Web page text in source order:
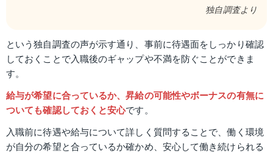
独自調査より
という独自調査の声が示す通り、事前に待遇面をしっかり確認
しておくことで入職後のギャップや不満を防ぐことができま
す。
給与が希望に合っているか、昇給の可能性やボーナスの有無に
ついても確認しておくと安心です。
入職前に待遇や給与について詳しく質問することで、働く環境
が自分の希望と合っているか確かめ、安心して働き続けられる